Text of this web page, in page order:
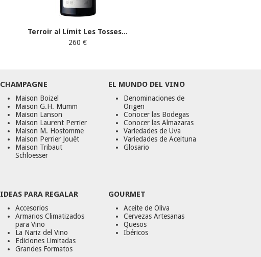
Terroir al Límit Les Tosses...
260 €
CHAMPAGNE
Maison Boizel
Maison G.H. Mumm
Maison Lanson
Maison Laurent Perrier
Maison M. Hostomme
Maison Perrier Jouët
Maison Tribaut
Schloesser
EL MUNDO DEL VINO
Denominaciones de
Origen
Conocer las Bodegas
Conocer las Almazaras
Variedades de Uva
Variedades de Aceituna
Glosario
IDEAS PARA REGALAR
Accesorios
Armarios Climatizados
para Vino
La Nariz del Vino
Ediciones Limitadas
Grandes Formatos
GOURMET
Aceite de Oliva
Cervezas Artesanas
Quesos
Ibéricos